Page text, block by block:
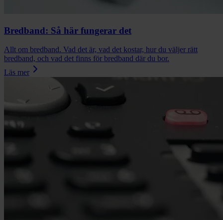
Bredband: Så här fungerar det
Allt om bredband. Vad det är, vad det kostar, hur du väljer rätt
bredband, och vad det finns för bredband där du bor.
Läs mer